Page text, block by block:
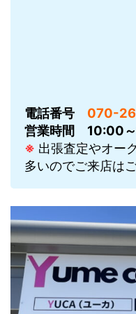
電話番号 070-
営業時間
10:00
※ 出張査定やオー
多いのでご来店は